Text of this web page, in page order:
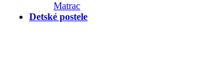
Matrac
Detské postele